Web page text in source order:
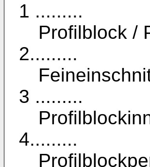
1 .........
Profilblock /
2.........
3 .........
4.........